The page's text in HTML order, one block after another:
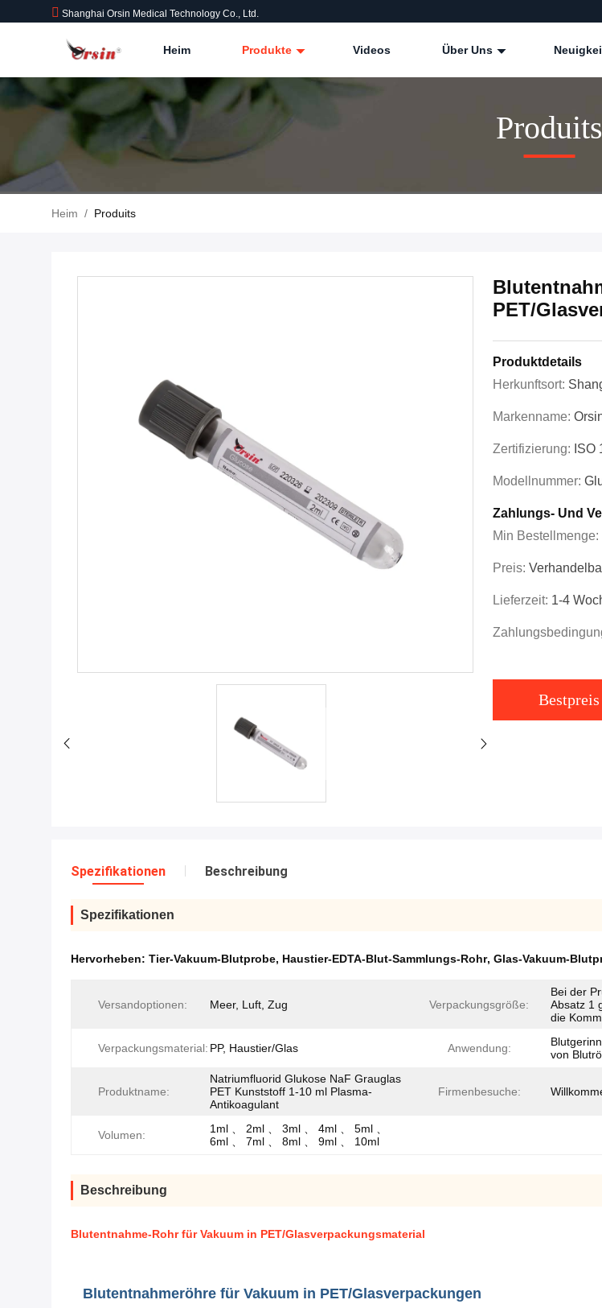
Shanghai Orsin Medical Technology Co., Ltd.
Heim Produkte Videos Über Uns
Produits
Heim / Produits
PET/
Produktdetails
Herkunftsort:
Markenname:
Zertifizierung: ISO
Modellnummer:
Zahlungs- Und
Min Bestellmenge:
Preis:
Lieferzeit: 1-4
Spezifikationen Beschreibung
Spezifikationen
Hervorheben: Tier-Vakuum-Blutprobe, Haustier-EDTA-Blut-Sammlungs-Rohr, Glas-Vakuum-
Versandoptionen: Meer, Luft, Zug Verpackungsgröße:
Bei der
Absatz 1
die
Verpackungsmaterial: PP, Haustier/Glas Anwendung:
von
Produktname:
Natriumfluorid Glukose NaF Grauglas
PET Kunststoff 1-10 ml Plasma-
Antikoagulant
Firmenbesuche:
Volumen:
1ml 、 2ml 、 3ml 、 4ml 、 5ml 、
6ml 、 7ml 、 8ml 、 9ml 、 10ml
Beschreibung
Blutentnahme-Rohr für Vakuum in PET/Glasverpackungsmaterial
Blutentnahmeröhre für Vakuum in PET/Glasverpackungen